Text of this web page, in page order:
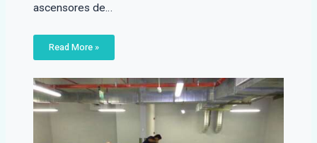
ascensores de…
Read More »